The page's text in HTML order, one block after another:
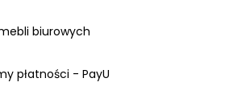
biurowych
płatności - PayU